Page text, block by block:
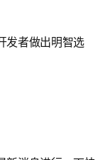
发者做出明智选